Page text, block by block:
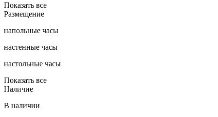
Показать все
Размещение
напольные часы
настенные часы
настольные часы
Показать все
Наличие
В наличии